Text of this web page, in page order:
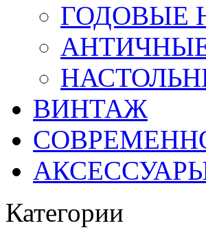
ГОДОВЫЕ
ВИНТАЖ
Категории